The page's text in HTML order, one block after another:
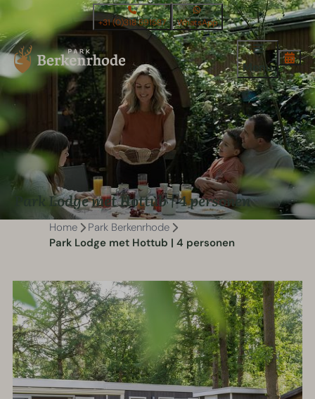
+31 (0)318 591587 WhatsApp
Menu
Park Lodge met Hottub | 4 personen
Home
Park Berkenrhode
Park Lodge met Hottub | 4 personen